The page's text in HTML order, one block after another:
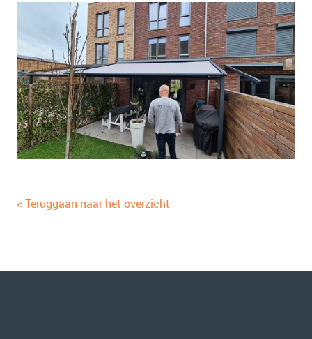
< Teruggaan naar het overzicht